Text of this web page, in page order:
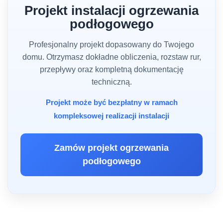
Projekt instalacji ogrzewania
podłogowego
Profesjonalny projekt dopasowany do Twojego
domu. Otrzymasz dokładne obliczenia, rozstaw rur,
przepływy oraz kompletną dokumentację
techniczną.
Projekt może być bezpłatny w ramach
kompleksowej realizacji instalacji
Zamów projekt ogrzewania
podłogowego